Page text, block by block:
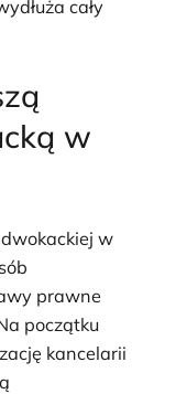
cały
w
w
prawne
początku
kancelarii